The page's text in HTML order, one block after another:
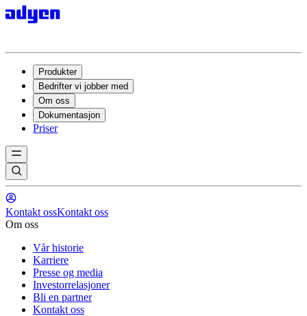
Produkter
Bedrifter vi jobber med
Om oss
Dokumentasjon
Priser
Kontakt ossKontakt oss
Om oss
Vår historie
Karriere
Presse og media
Investorrelasjoner
Bli en partner
Kontakt oss